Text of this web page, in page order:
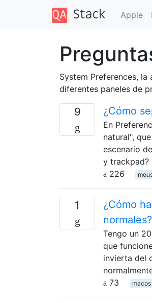
Apple
System Preferences,
diferentes paneles de
9 ¿Cómo
En
natural",
escenario
y trackpad?
226
1
¿Cómo
normales?
Tengo un
que
invierta del
73
macos